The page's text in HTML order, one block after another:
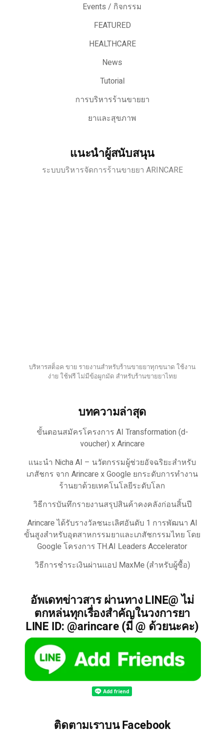
Events / กิจกรรม
FEATURED
HEALTHCARE
News
Tutorial
การบริหารร้านขายยา
ยาและสุขภาพ
แนะนำผู้สนับสนุน
ระบบบริหารจัดการร้านขายยา ARINCARE
บริหารสต็อค ขาย รายงานสำหรับร้านขายยาทุกขนาด ใช้งาน
ง่าย ใช้ฟรี ไม่มีข้อผูกมัด สำหรับร้านขายยาไทย
บทความล่าสุด
ขั้นตอนสมัครโครงการ AI Transformation (d-
voucher) x Arincare
แนะนำ Nicha AI – นวัตกรรมผู้ช่วยอัจฉริยะสำหรับ
เภสัชกร จาก Arincare x Google ยกระดับการทำงาน
ร้านยาด้วยเทคโนโลยีระดับโลก
วิธีการบันทึกรายงานสรุปสินค้าคงคลังก่อนสิ้นปี
Arincare ได้รับรางวัลชนะเลิศอันดับ 1 การพัฒนา AI
ขั้นสูงสำหรับอุตสาหกรรมยาและเภสัชกรรมไทย โดย
Google โครงการ TH.AI Leaders Accelerator
วิธีการชำระเงินผ่านแอป MaxMe (สำหรับผู้ซื้อ)
อัพเดทข่าวสาร ผ่านทาง LINE@ ไม่
ตกหล่นทุกเรื่องสำคัญในวงการยา
LINE ID: @arincare (มี @ ด้วยนะคะ)
ติดตามเราบน Facebook